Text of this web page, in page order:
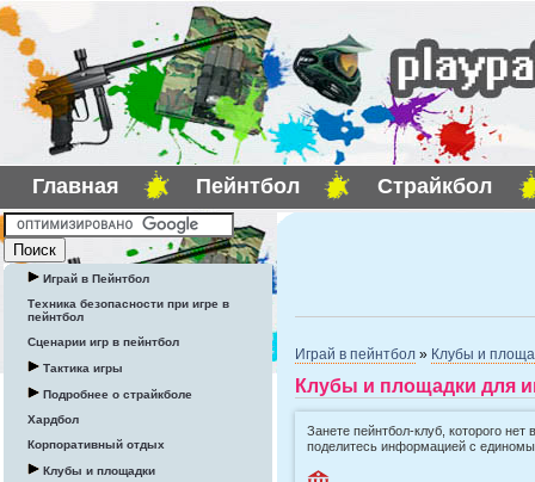
Главная Пейнтбол Страйкбол
Играй в Пейнтбол
Техника безопасности при игре в
пейнтбол
Сценарии игр в пейнтбол
Тактика игры
Подробнее о страйкболе
Хардбол
Корпоративный отдых
Клубы и площадки
Играй в пейнтбол » Клубы и
Клубы и площадки для
Занете пейнтбол-клуб, которого
поделитесь информацией с